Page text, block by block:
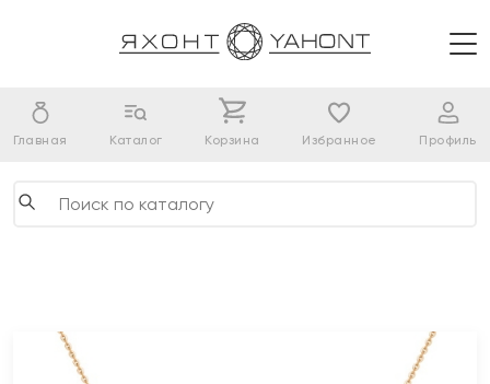
Главная Каталог Корзина Избранное Профиль